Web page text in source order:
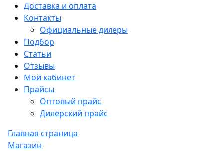
Доставка и оплата
Контакты
Официальные дилеры
Подбор
Статьи
Отзывы
Мой кабинет
Прайсы
Оптовый прайс
Дилерский прайс
Главная страница
Магазин